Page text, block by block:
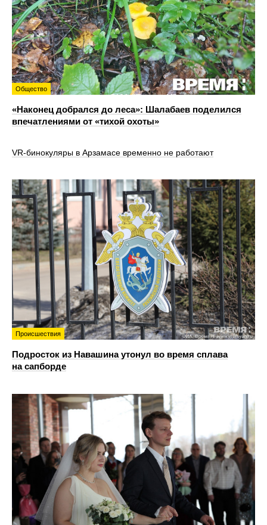
Общество
«Наконец добрался до леса»: Шалабаев поделился
впечатлениями от «тихой охоты»
VR‑бинокуляры в Арзамасе временно не работают
Происшествия
Подросток из Навашина утонул во время сплава
на сапборде